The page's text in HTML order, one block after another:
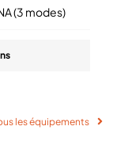
(3 modes)
les équipements